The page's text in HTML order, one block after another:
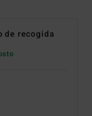
de recogida